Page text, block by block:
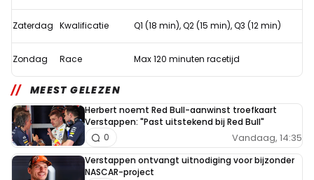
2021
Zaterdag Kwalificatie Q1 (18 min), Q2 (15 min), Q3 (12 min)
Zondag Race Max 120 minuten racetijd
MEEST GELEZEN
Herbert noemt Red Bull-aanwinst troefkaart
Verstappen: "Past uitstekend bij Red Bull"
Vandaag, 14:35
0
Verstappen ontvangt uitnodiging voor bijzonder
NASCAR-project